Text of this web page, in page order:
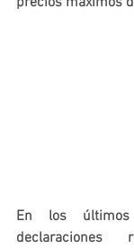
En los